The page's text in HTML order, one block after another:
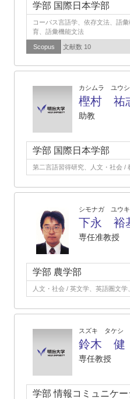
学部 国際日本学部
コーパス言語学、依存文法、語
育、語彙機能文法
Scopus 文献数 10
カシムラ ユウシ
樫村 祐
助教
学部 国際日本学部
第二言語習得研究、人文・社会 /
シモナガ ユウキ
下永 裕
専任准教授
学部 農学部
人文・社会 / 英文学、英語圏文
スズキ タケシ
鈴木 健
専任教授
学部 情報コミュニケ